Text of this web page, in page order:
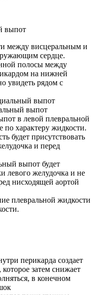
выпот
между висцеральным и
сердце.
полосы между
на нижней
увидеть рядом с
выпот
выпот
в левой плевральной
по характеру жидкости.
будет присутствовать
и перед
выпот будет
левого желудочка и не
нисходящей аортой
плевральной жидкости
перикарда создает
затем снижает
в конечном